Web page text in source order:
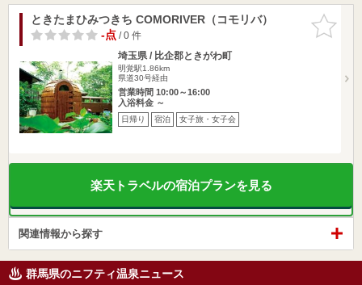
お気に入
りに追加
ときたまひみつきち COMORIVER（コモリバ）
-点/ 0 件
埼玉県 / 比企郡ときがわ町
明覚駅1.86km
県道30号経由
営業時間 10:00～16:00
入浴料金 ～
日帰り 宿泊 女子旅・女子会
楽天トラベルの宿泊プランを見る
関連情報から探す
群馬県のニフティ温泉ニュース